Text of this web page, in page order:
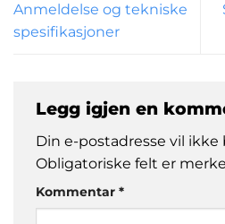
Anmeldelse og tekniske
spesifikasjoner
Legg igjen en
Din e-postadresse vil ikke
Obligatoriske felt er
Kommentar *